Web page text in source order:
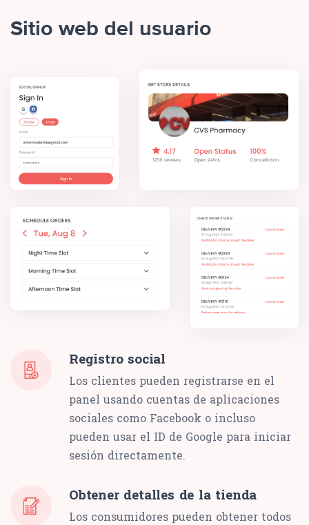
Sitio web del usuario
Registro social
Los clientes pueden registrarse en el
panel usando cuentas de aplicaciones
sociales como Facebook o incluso
pueden usar el ID de Google para iniciar
sesión directamente.
Obtener detalles de la tienda
Los consumidores pueden obtener todos